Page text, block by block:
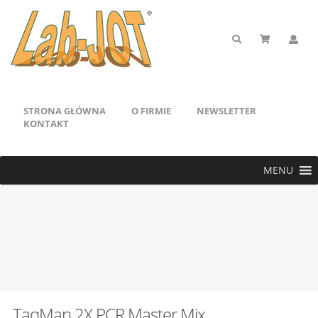
STRONA GŁÓWNA O FIRMIE
NEWSLETTER
KONTAKT
MENU